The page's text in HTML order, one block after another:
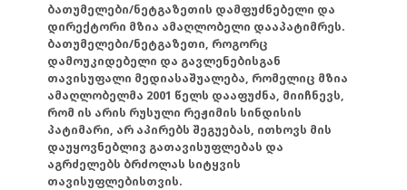
ბათუმელები/ნეტგაზეთის დამფუძნებელი და
დირექტორი მზია ამაღლობელი დააპატიმრეს.
ბათუმელები/ნეტგაზეთი, როგორც
დამოუკიდებელი და გავლენებისგან
თავისუფალი მედიასაშუალება, რომელიც მზია
ამაღლობელმა 2001 წელს დააფუძნა, მიიჩნევს,
რომ ის არის რუსული რეჟიმის სინდისის
პატიმარი, არ აპირებს შეგუებას, ითხოვს მის
დაუყოვნებლივ გათავისუფლებას და
აგრძელებს ბრძოლას სიტყვის
თავისუფლებისთვის.